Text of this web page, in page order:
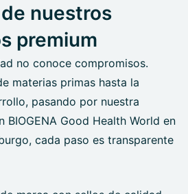
nuestros
premium
no conoce compromisos.
materias primas hasta la
pasando por nuestra
BIOGENA Good Health World en
cada paso es transparente